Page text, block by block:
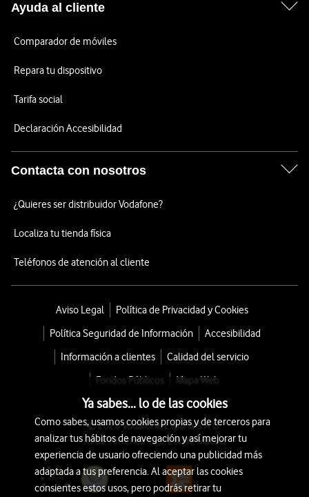
Ayuda al cliente
Comparador de móviles
Repara tu dispositivo
Tarifa social
Declaración Accesibilidad
Contacta con nosotros
¿Quieres ser distribuidor Vodafone?
Localiza tu tienda física
Teléfonos de atención al cliente
Aviso Legal
Política de Privacidad y Cookies
Política Seguridad de Información
Accesibilidad
Información a clientes
Calidad del servicio
Fondos Públicos
Mapa Web
© 2026 Vodafone España S.A.U.
Avda. América 115, 28042 Madrid
Ya sabes... lo de las cookies
Como sabes, usamos cookies propias y de terceros para
analizar tus hábitos de navegación y así mejorar tu
experiencia de usuario ofreciendo una publicidad más
adaptada a tus preferencia. Al aceptar las cookies
consientes estos usos, pero podrás retirar tu